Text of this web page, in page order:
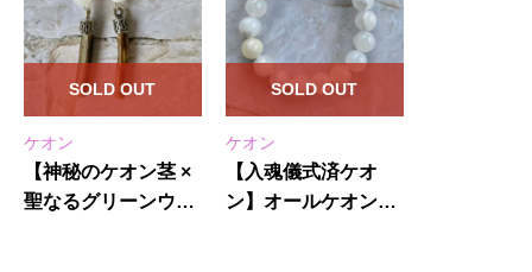
ケオン
【神秘のケオン茎 ×
聖なるグリーンウ
SOLD OUT
ケオン
【入魂儀式済ケオ
ン】オールケオン茎
SOLD OUT